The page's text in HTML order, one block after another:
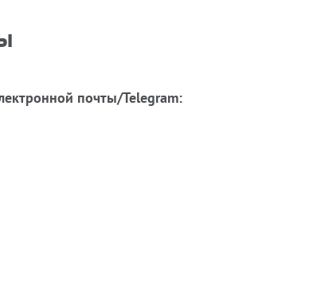
почты/Telegram: